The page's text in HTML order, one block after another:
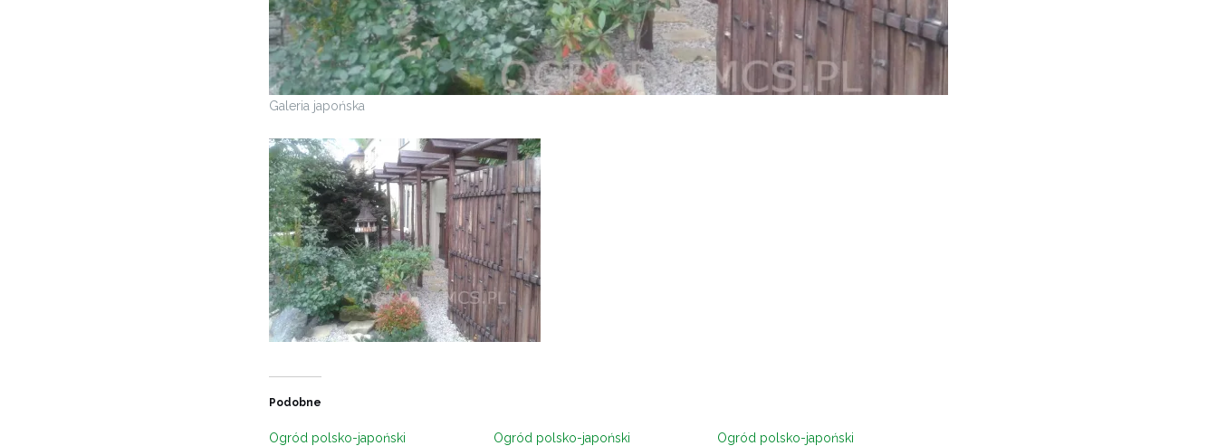
Galeria japońska
Podobne
Ogród polsko-japoński
Ogród polsko-japoński
Ogród polsko-japoński